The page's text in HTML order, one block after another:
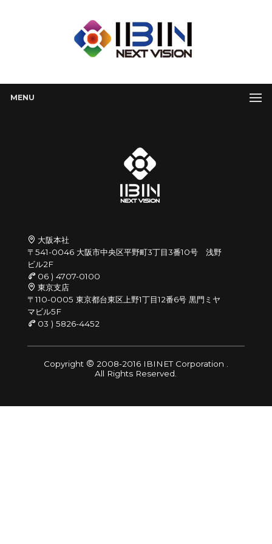
MENU
大阪本社
〒541-0046 大阪市中央区平野町3丁目3番10号 浅野
ビル2F
06 ) 4707-0100
東京支店
〒110-0005 東京都台東区上野1丁目12番6号 黒門ミヤ
マビル5F
03 ) 5826-4452
Copyright
2008-2016 IBINET Corporation .
All Rights Reserved.